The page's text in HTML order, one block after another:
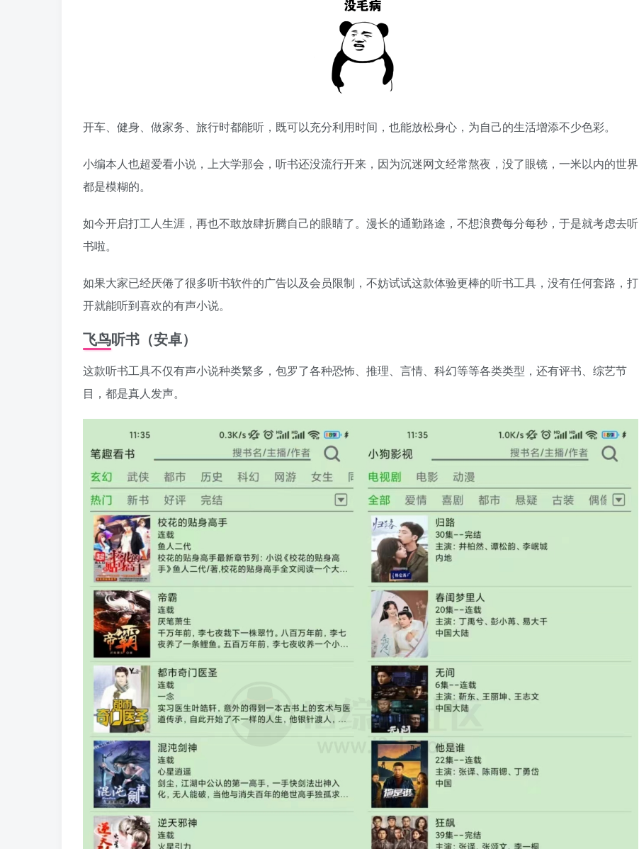
开车、健身、做家务、旅行时都能听，既可以充分利用时间，也能放松身心，为自己的生活增添不少色彩。
小编本人也超爱看小说，上大学那会，听书还没流行开来，因为沉迷网文经常熬夜，没了眼镜，一米以内的世界
都是模糊的。
如今开启打工人生涯，再也不敢放肆折腾自己的眼睛了。漫长的通勤路途，不想浪费每分每秒，于是就考虑去听
书啦。
如果大家已经厌倦了很多听书软件的广告以及会员限制，不妨试试这款体验更棒的听书工具，没有任何套路，打
开就能听到喜欢的有声小说。
飞鸟听书（安卓）
这款听书工具不仅有声小说种类繁多，包罗了各种恐怖、推理、言情、科幻等等各类类型，还有评书、综艺节
目，都是真人发声。